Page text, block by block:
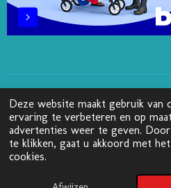
Deze website maakt gebruik van
ervaring te verbeteren en op
advertenties weer te geven. Door
te klikken, gaat u akkoord met
cookies.
© 2025 - 2026 Boekenblog van Ann